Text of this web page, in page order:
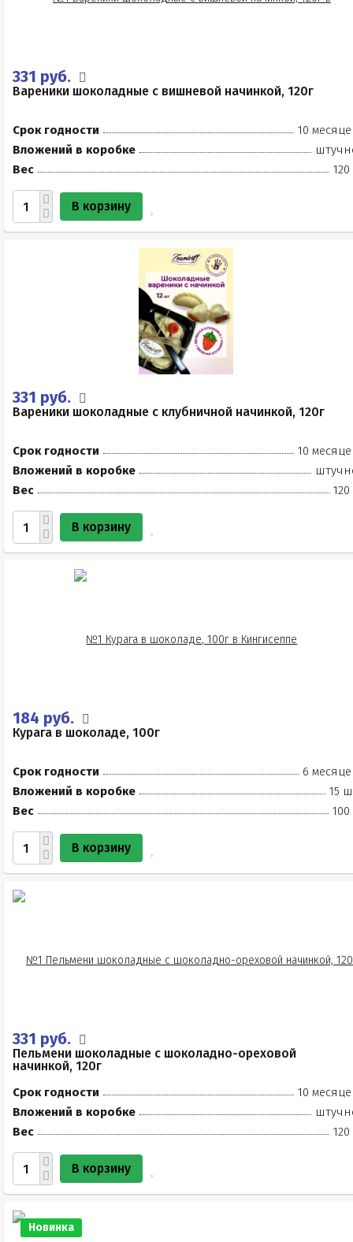
331 руб.
Вареники шоколадные с вишневой начинкой, 120г
Срок годности
10
Вложений в коробке
Вес
120
В корзину
331 руб.
Вареники шоколадные с клубничной начинкой, 120г
Срок годности
10
Вложений в коробке
Вес
120
В корзину
184 руб.
Курага в шоколаде, 100г
Срок годности
6
Вложений в коробке
15
Вес
100
В корзину
331 руб.
Пельмени шоколадные с шоколадно-ореховой
начинкой, 120г
Срок годности
10
Вложений в коробке
Вес
120
В корзину
Новинка